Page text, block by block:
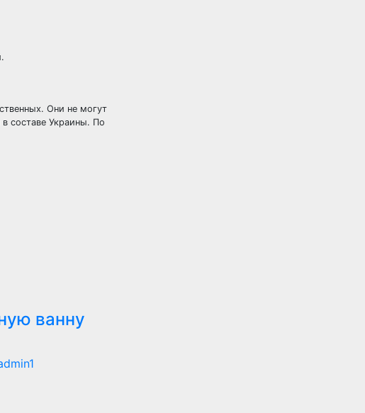
Они не могут
составе Украины. По
ванну